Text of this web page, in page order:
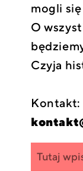
mogli
O
Czyja
Kontakt:
Zapisz się
wpisz